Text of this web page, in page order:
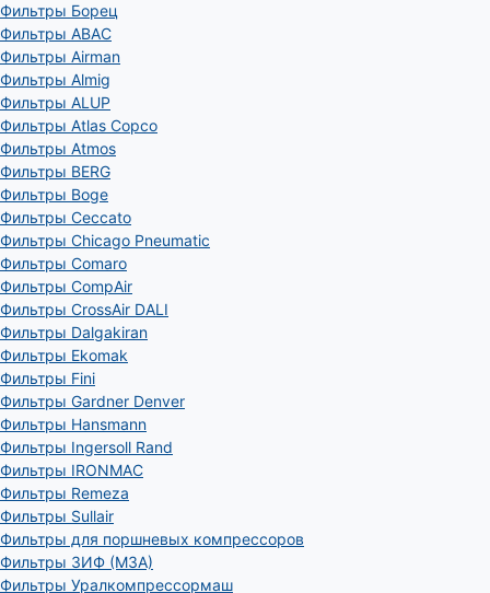
Фильтры Борец
Фильтры ABAC
Фильтры Airman
Фильтры Almig
Фильтры ALUP
Фильтры Atlas Copco
Фильтры Atmos
Фильтры BERG
Фильтры Boge
Фильтры Ceccato
Фильтры Chicago Pneumatic
Фильтры Comaro
Фильтры CompAir
Фильтры CrossAir DALI
Фильтры Dalgakiran
Фильтры Ekomak
Фильтры Fini
Фильтры Gardner Denver
Фильтры Hansmann
Фильтры Ingersoll Rand
Фильтры IRONMAC
Фильтры Remeza
Фильтры Sullair
Фильтры для поршневых компрессоров
Фильтры ЗИФ (МЗА)
Фильтры Уралкомпрессормаш